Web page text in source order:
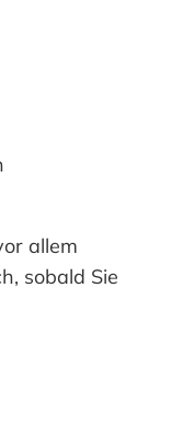
allem
sobald Sie